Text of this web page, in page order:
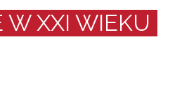
W XXI WIEKU